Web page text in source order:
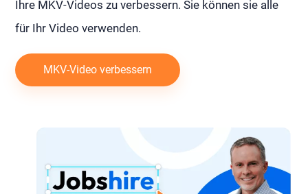
Ihre MKV-Videos zu verbessern. Sie können sie alle
für Ihr Video verwenden.
MKV-Video verbessern